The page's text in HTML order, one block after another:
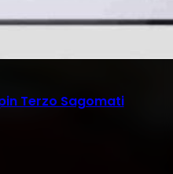
Terzo Sagomati